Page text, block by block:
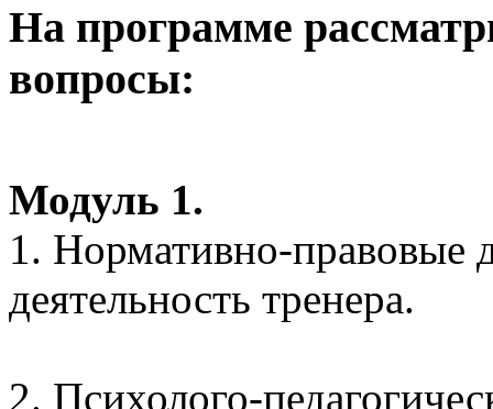
На программе
вопросы:
Модуль 1.
1. Нормативно-правовые
деятельность тренера.
2. Психолого-